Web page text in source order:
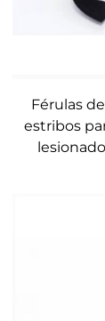
Férulas
estribos